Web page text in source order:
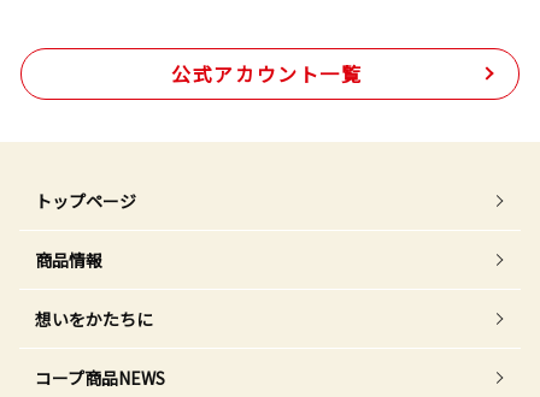
公式アカウント一覧
トップページ
商品情報
想いをかたちに
コープ商品NEWS